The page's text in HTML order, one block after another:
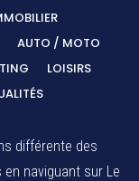
AUTO / MOTO
LOISIRS
différente des
naviguant sur Le